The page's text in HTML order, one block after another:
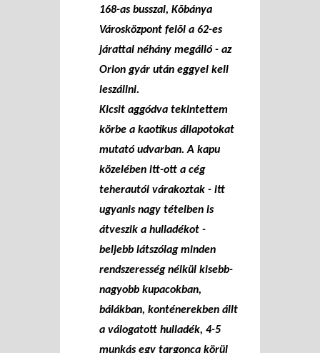
168-as busszal, Kõbánya
Városközpont felõl a 62-es
járattal néhány megálló - az
Orion gyár után eggyel kell
leszállni.
Kicsit aggódva tekintettem
körbe a kaotikus állapotokat
mutató udvarban. A kapu
közelében itt-ott a cég
teherautói várakoztak - itt
ugyanis nagy tételben is
átveszik a hulladékot -
beljebb látszólag minden
rendszeresség nélkül kisebb-
nagyobb kupacokban,
bálákban, konténerekben állt
a válogatott hulladék, 4-5
munkás egy targonca körül